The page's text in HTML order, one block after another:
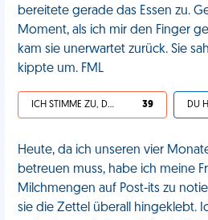
bereitete gerade das Essen zu.
Moment, als ich mir den Finger
kam sie unerwartet zurück. Sie
kippte um. FML
ICH STIMME ZU, DEIN LEBEN IST SCHEISSE 39
Heute, da ich unseren vier
betreuen muss, habe ich meine
Milchmengen auf Post-its zu
sie die Zettel überall hingeklebt.